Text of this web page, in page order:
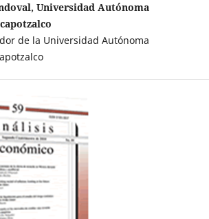
Universidad Autónoma
de la Universidad Autónoma